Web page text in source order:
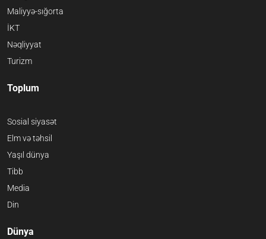
Maliyyə-sığorta
İKT
Nəqliyyat
Turizm
Toplum
Sosial siyasət
Elm və təhsil
Yaşıl dünya
Tibb
Media
Din
Dünya